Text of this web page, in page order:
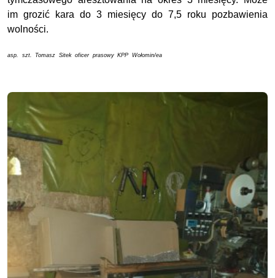
im grozić kara do 3 miesięcy do 7,5 roku pozbawienia
wolności.
asp. szt. Tomasz Sitek oficer prasowy KPP Wołomin/ea